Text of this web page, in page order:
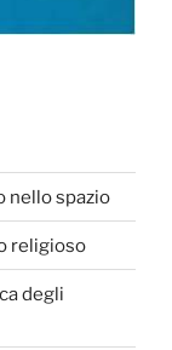
nello spazio
religioso
degli